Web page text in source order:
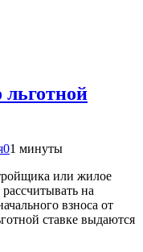
01 минуты
или жилое
на
взноса от
ставке выдаются